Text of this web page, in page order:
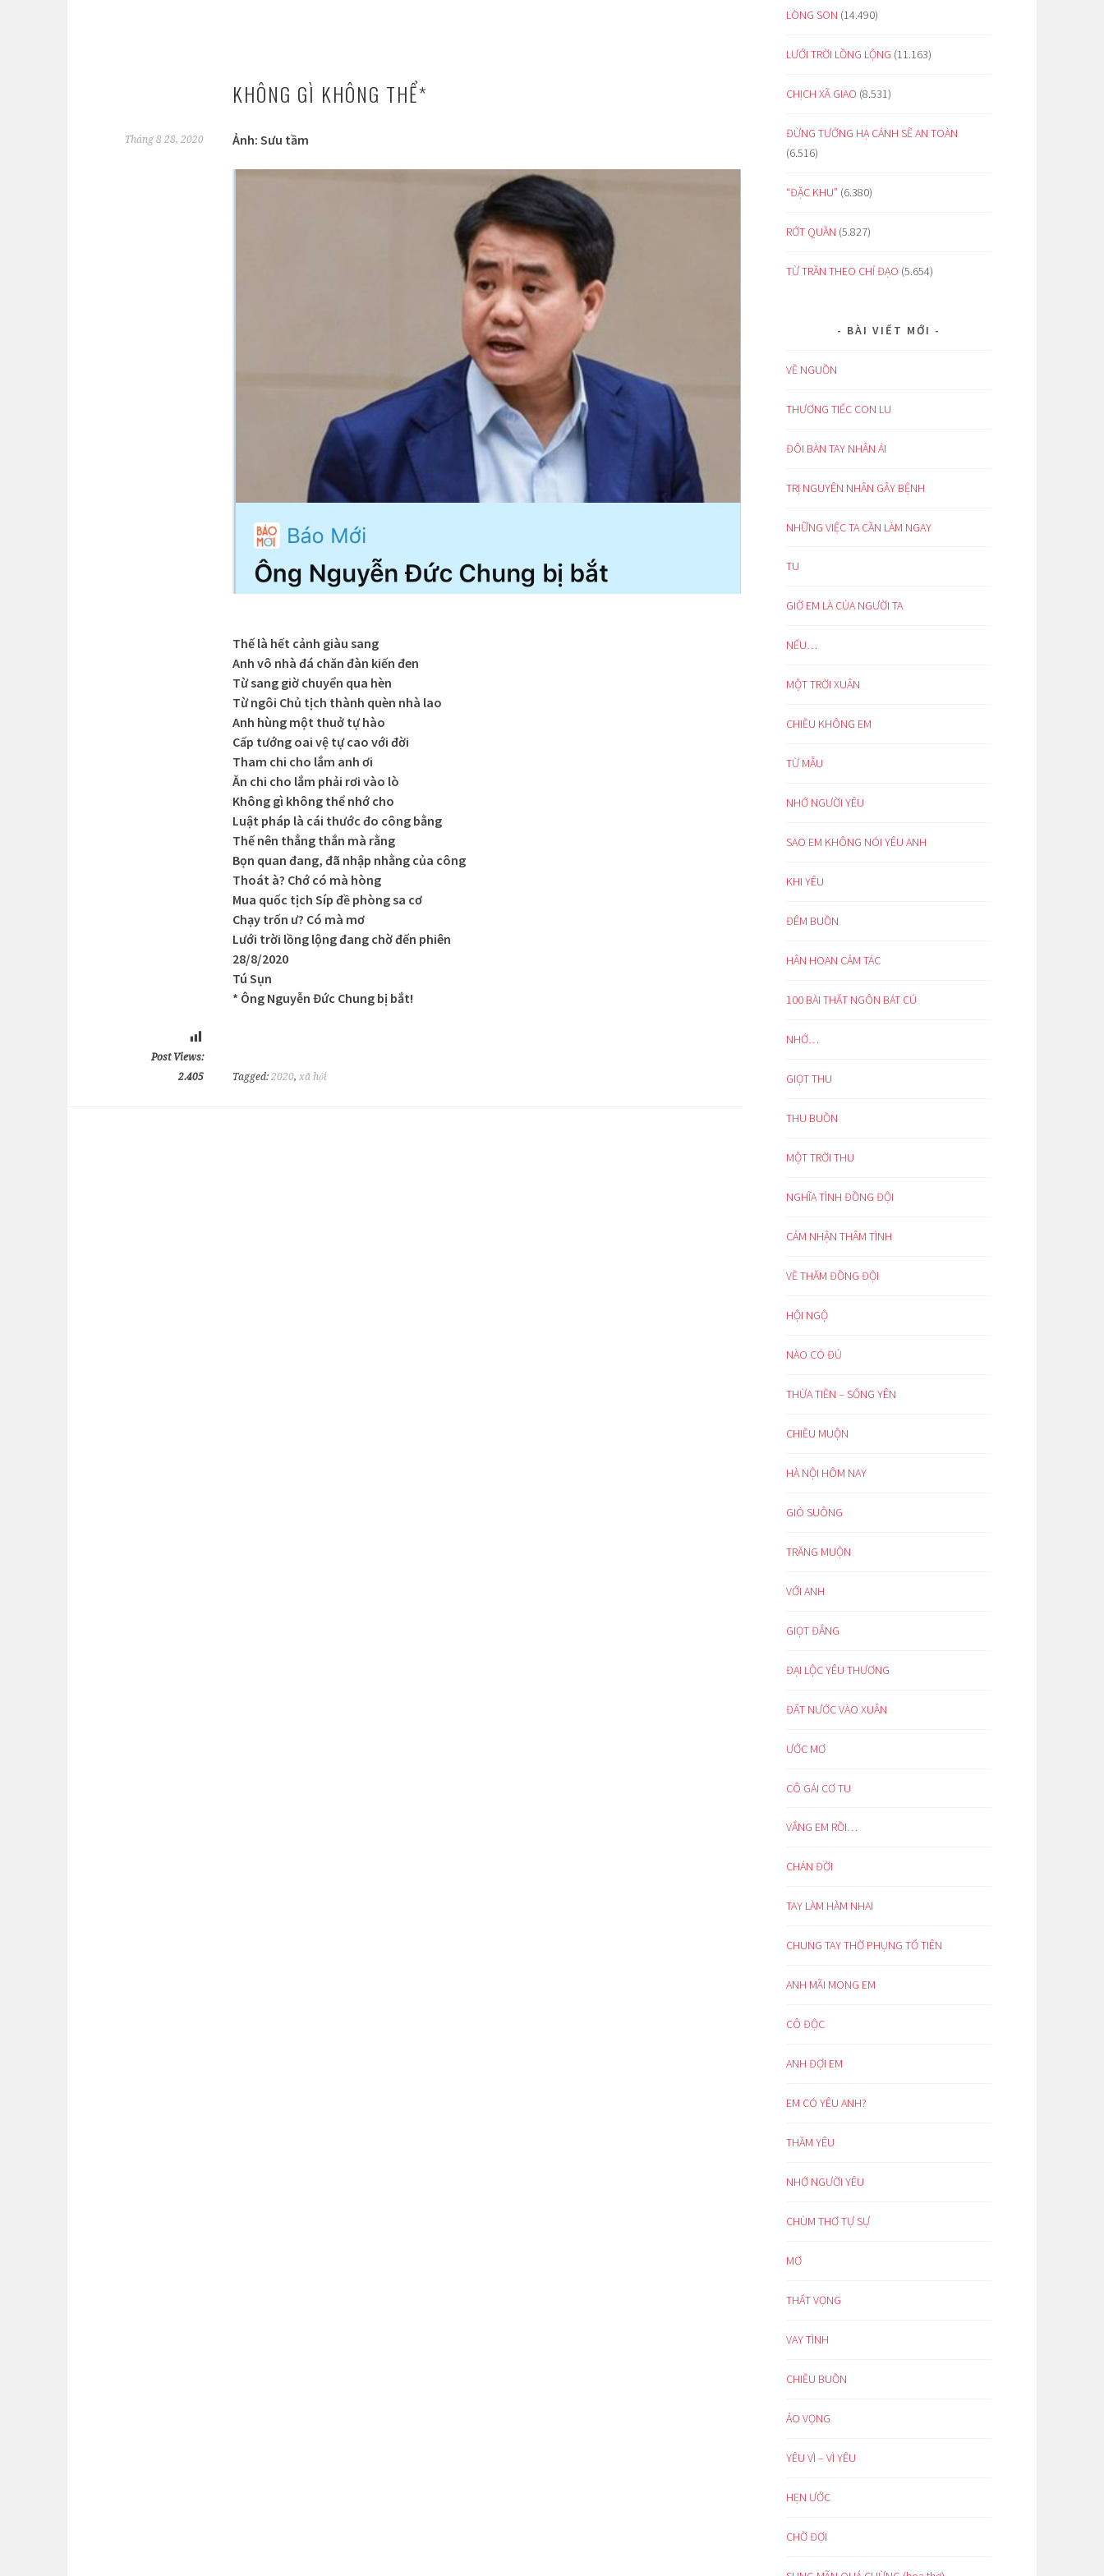
KHÔNG GÌ KHÔNG THỂ*
Tháng 8 28, 2020 Ảnh: Sưu tầm
Thế là hết cảnh giàu sang
Anh vô nhà đá chăn đàn kiến đen
Từ sang giờ chuyển qua hèn
Từ ngôi Chủ tịch thành quèn nhà lao
Anh hùng một thuở tự hào
Cấp tướng oai vệ tự cao với đời
Tham chi cho lắm anh ơi
Ăn chi cho lắm phải rơi vào lò
Không gì không thể nhớ cho
Luật pháp là cái thước đo công bằng
Thế nên thẳng thắn mà rằng
Bọn quan đang, đã nhập nhằng của công
Thoát à? Chớ có mà hòng
Mua quốc tịch Síp đề phòng sa cơ
Chạy trốn ư? Có mà mơ
Lưới trời lồng lộng đang chờ đến phiên
28/8/2020
Tú Sụn
* Ông Nguyễn Đức Chung bị bắt!
Post Views:
2.405
Tagged: 2020, xã hội
LÒNG SON (14.490)
LƯỚI TRỜI LỒNG LỘNG (11.163)
CHỊCH XÃ GIAO (8.531)
ĐỪNG TƯỞNG HẠ CÁNH SẼ AN TOÀN
(6.516)
“ĐẶC KHU” (6.380)
RỚT QUẦN (5.827)
TỪ TRẦN THEO CHỈ ĐẠO (5.654)
BÀI VIẾT MỚI
VỀ NGUỒN
THƯƠNG TIẾC CON LU
ĐÔI BÀN TAY NHÂN ÁI
TRỊ NGUYÊN NHÂN GÂY BỆNH
NHỮNG VIỆC TA CẦN LÀM NGAY
TU
GIỜ EM LÀ CỦA NGƯỜI TA
NẾU…
MỘT TRỜI XUÂN
CHIỀU KHÔNG EM
TỪ MẪU
NHỚ NGƯỜI YÊU
SAO EM KHÔNG NÓI YÊU ANH
KHI YÊU
ĐÊM BUỒN
HÂN HOAN CẢM TÁC
100 BÀI THẤT NGÔN BÁT CÚ
NHỚ…
GIỌT THU
THU BUỒN
MỘT TRỜI THU
NGHĨA TÌNH ĐỒNG ĐỘI
CẢM NHẬN THÂM TÌNH
VỀ THĂM ĐỒNG ĐỘI
HỘI NGỘ
NÀO CÓ ĐỦ
THỪA TIỀN – SỐNG YÊN
CHIỀU MUỘN
HÀ NỘI HÔM NAY
GIÓ SUÔNG
TRĂNG MUỘN
VỚI ANH
GIỌT ĐẮNG
ĐẠI LỘC YÊU THƯƠNG
ĐẤT NƯỚC VÀO XUÂN
ƯỚC MƠ
CÔ GÁI CƠ TU
VẮNG EM RỒI…
CHÁN ĐỜI
TAY LÀM HÀM NHAI
CHUNG TAY THỜ PHỤNG TỔ TIÊN
ANH MÃI MONG EM
CÔ ĐỘC
ANH ĐỢI EM
EM CÓ YÊU ANH?
THẦM YÊU
NHỚ NGƯỜI YÊU
CHÙM THƠ TỰ SỰ
MƠ
THẤT VỌNG
VAY TÌNH
CHIỀU BUỒN
ẢO VỌNG
YÊU VÌ – VÌ YÊU
HẸN ƯỚC
CHỜ ĐỢI